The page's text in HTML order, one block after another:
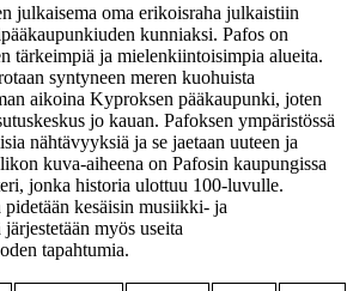
julkaisema oma erikoisraha julkaistiin
kunniaksi. Pafos on
tärkeimpiä ja mielenkiintoisimpia alueita.
syntyneen meren kuohuista
aikoina Kyproksen pääkaupunki, joten
jo kauan. Pafoksen ympäristössä
nähtävyyksiä ja se jaetaan uuteen ja
kuva-aiheena on Pafosin kaupungissa
jonka historia ulottuu 100-luvulle.
kesäisin musiikki- ja
myös useita
tapahtumia.